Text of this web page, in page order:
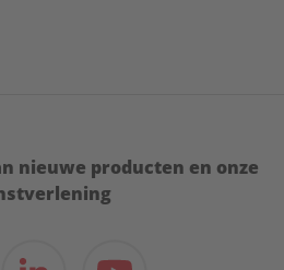
nieuwe producten en onze